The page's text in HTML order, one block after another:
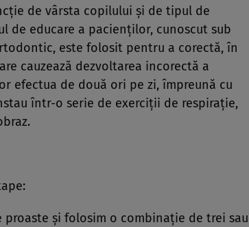
de vârsta copilului şi de tipul de
de educare a pacienţilor, cunoscut sub
este folosit pentru a corectă, în
cauzează dezvoltarea incorectă a
efectua de două ori pe zi, împreună cu
într-o serie de exerciţii de respiraţie,
şi folosim o combinaţie de trei sau